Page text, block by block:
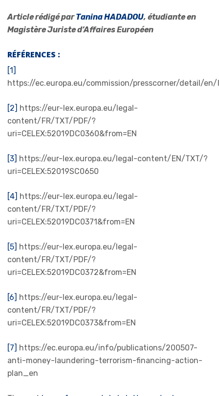
Article rédigé parTanina HADADOU, étudiante en
Magistère Juriste d’Affaires Européen
RÉFÉRENCES :
[1]
https://ec.europa.eu/commission/presscorner/detail/
[2] https://eur-lex.europa.eu/legal-
content/FR/TXT/PDF/?
uri=CELEX:52019DC0360&from=EN
[3] https://eur-lex.europa.eu/legal-content/EN/TXT/?
uri=CELEX:52019SC0650
[4] https://eur-lex.europa.eu/legal-
content/FR/TXT/PDF/?
uri=CELEX:52019DC0371&from=EN
[5] https://eur-lex.europa.eu/legal-
content/FR/TXT/PDF/?
uri=CELEX:52019DC0372&from=EN
[6] https://eur-lex.europa.eu/legal-
content/FR/TXT/PDF/?
uri=CELEX:52019DC0373&from=EN
[7] https://ec.europa.eu/info/publications/200507-
anti-money-laundering-terrorism-financing-action-
plan_en